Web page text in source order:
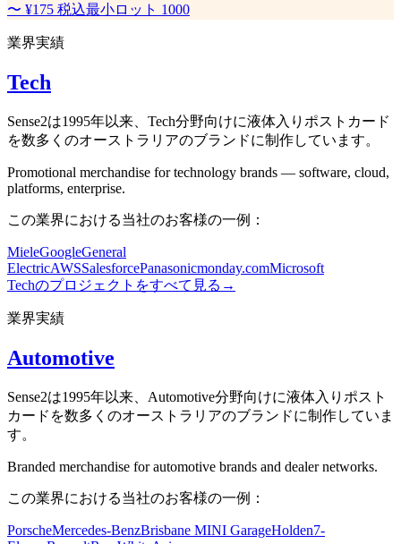
〜 ¥175 税込最小ロット 1000
業界実績
Tech
Sense2は1995年以来、Tech分野向けに液体入りポストカード
を数多くのオーストラリアのブランドに制作しています。
Promotional merchandise for technology brands — software, cloud,
platforms, enterprise.
この業界における当社のお客様の一例：
MieleGoogleGeneral
ElectricAWSSalesforcePanasonicmonday.comMicrosoft
Techのプロジェクトをすべて見る →
業界実績
Automotive
Sense2は1995年以来、Automotive分野向けに液体入りポスト
カードを数多くのオーストラリアのブランドに制作していま
す。
Branded merchandise for automotive brands and dealer networks.
この業界における当社のお客様の一例：
PorscheMercedes-BenzBrisbane MINI GarageHolden7-